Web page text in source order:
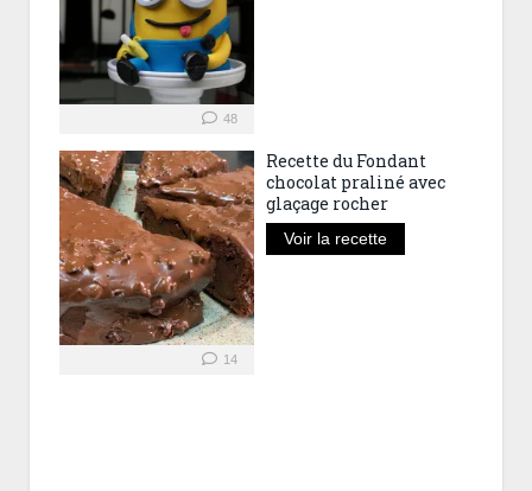
48
14
Recette du Fondant
chocolat praliné avec
glaçage rocher
Voir la recette